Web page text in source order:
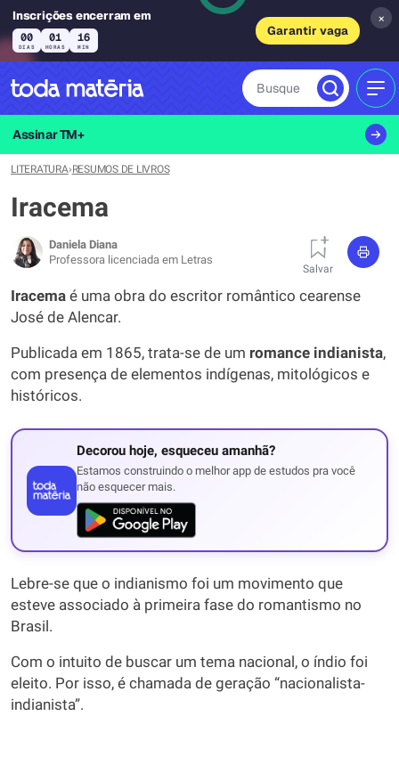
Inscrições encerram em
00
DIAS
01
HORAS
16
MIN
Garantir vaga
×
Busque
Assinar TM+
LITERATURA›RESUMOS DE LIVROS
Iracema
Daniela Diana
Professora licenciada em Letras
Salvar
Iracema é uma obra do escritor romântico cearense
José de Alencar.
Publicada em 1865, trata-se de um romance indianista,
com presença de elementos indígenas, mitológicos e
históricos.
Decorou hoje, esqueceu amanhã?
Estamos construindo o melhor app de estudos pra você
não esquecer mais.
Lebre-se que o indianismo foi um movimento que
esteve associado à primeira fase do romantismo no
Brasil.
Com o intuito de buscar um tema nacional, o índio foi
eleito. Por isso, é chamada de geração “nacionalista-
indianista”.